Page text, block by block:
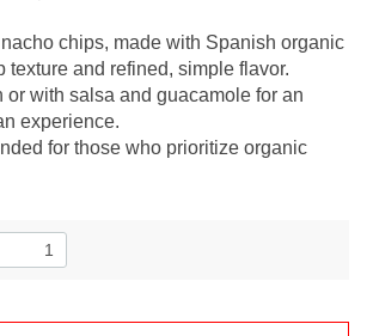
chips, made with Spanish organic
texture and refined, simple flavor.
or with salsa and guacamole for an
experience.
for those who prioritize organic